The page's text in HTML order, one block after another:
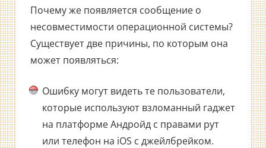
Почему же появляется сообщение о
несовместимости операционной системы?
Существует две причины, по которым она
может появляться:
Ошибку могут видеть те пользователи,
которые используют взломанный гаджет
на платформе Андройд с правами рут
или телефон на iOS с джейлбрейком.